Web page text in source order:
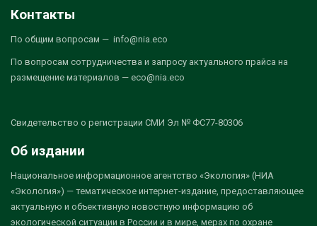
Контакты
По общим вопросам — info@nia.eco
По вопросам сотрудничества и запросу актуального прайса на
размещение материалов — eco@nia.eco
Свидетельство о регистрации СМИ Эл № ФС77-80306
Об издании
Национальное информационное агентство «Экология» (НИА
«Экология») — тематическое интернет-издание, предоставляющее
актуальную и объективную новостную информацию об
экологической ситуации в России и в мире, мерах по охране